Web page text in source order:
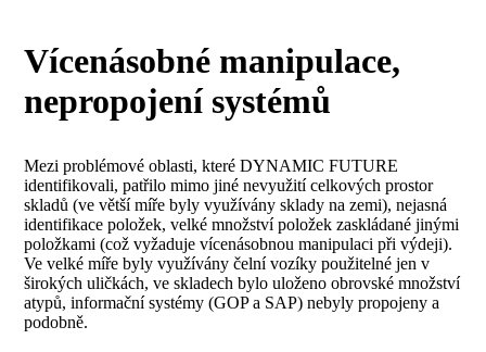
Vícenásobné manipulace,
nepropojení systémů
Mezi problémové oblasti, které DYNAMIC FUTURE
identifikovali, patřilo mimo jiné nevyužití celkových prostor
skladů (ve větší míře byly využívány sklady na zemi), nejasná
identifikace položek, velké množství položek zaskládané jinými
položkami (což vyžaduje vícenásobnou manipulaci při výdeji).
Ve velké míře byly využívány čelní vozíky použitelné jen v
širokých uličkách, ve skladech bylo uloženo obrovské množství
atypů, informační systémy (GOP a SAP) nebyly propojeny a
podobně.